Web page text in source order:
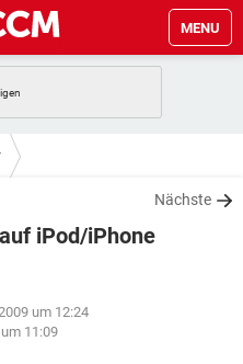
MENU
IOS
TIKTOK
HARDWARE
STREAMING
INSTAGRAM
IOS
Nächste
iPod/iPhone
um 12:24
11:09